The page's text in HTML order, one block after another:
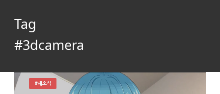
Tag
#3dcamera
#새소식